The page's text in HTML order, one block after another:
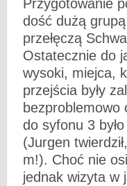
Przygotowanie
dość dużą
przełęczą
Ostatecznie do
wysoki, miejca,
przejścia były
bezproblemowo
do syfonu 3
(Jurgen
m!). Choć nie
jednak wizyta w